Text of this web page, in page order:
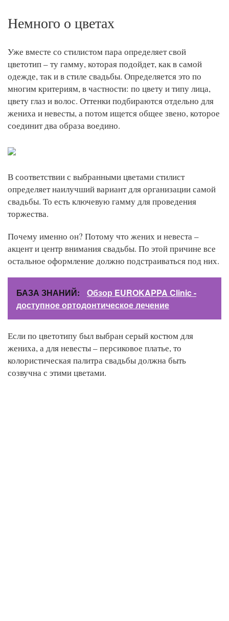
Немного о цветах
Уже вместе со стилистом пара определяет свой
цветотип – ту гамму, которая подойдет, как в самой
одежде, так и в стиле свадьбы. Определяется это по
многим критериям, в частности: по цвету и типу лица,
цвету глаз и волос. Оттенки подбираются отдельно для
жениха и невесты, а потом ищется общее звено, которое
соединит два образа воедино.
В соответствии с выбранными цветами стилист
определяет наилучший вариант для организации самой
свадьбы. То есть ключевую гамму для проведения
торжества.
Почему именно он? Потому что жених и невеста –
акцент и центр внимания свадьбы. По этой причине все
остальное оформление должно подстраиваться под них.
БАЗА ЗНАНИЙ:
Обзор EUROKAPPA Clinic -
доступное ортодонтическое лечение
Если по цветотипу был выбран серый костюм для
жениха, а для невесты – персиковое платье, то
колористическая палитра свадьбы должна быть
созвучна с этими цветами.